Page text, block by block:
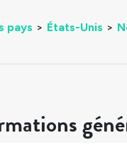
pays > États-Unis >